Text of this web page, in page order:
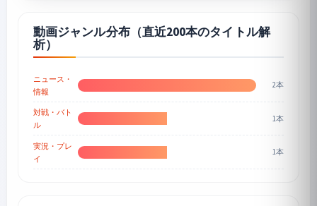
動画ジャンル分布（直近200本のタイトル解
析）
ニュース・
情報
2本
対戦・バト
ル
1本
実況・プレ
イ
1本